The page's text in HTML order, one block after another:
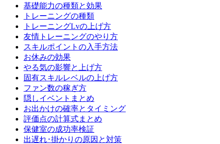
基礎能力の種類と効果
トレーニングの種類
トレーニングLvの上げ方
友情トレーニングのやり方
スキルポイントの入手方法
お休みの効果
やる気の影響と上げ方
固有スキルレベルの上げ方
ファン数の稼ぎ方
隠しイベントまとめ
お出かけの確率とタイミング
評価点の計算式まとめ
保健室の成功率検証
出遅れ･掛かりの原因と対策